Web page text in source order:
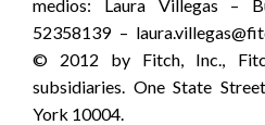
medios: Laura Villegas –
52358139 –
© 2012 by Fitch, Inc.,
subsidiaries. One State
York 10004.